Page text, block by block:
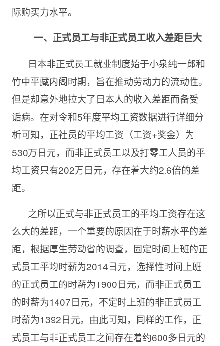
际购买力水平。
一、 正式员工与非正式员工收入差距巨大
日本非正式员工就业制度始于小泉纯一郎和
竹中平藏内阁时期，旨在推动劳动力的流动性。
但是却意外地拉大了日本人的收入差距而备受
诟病。在对令和5年度平均工资数据进行详细分
析可知，正社员的平均工资（工资+奖金）为
530万日元，而非正式员工以及打零工人员的平
均工资只有202万日元，存在着大约2.6倍的差
距。
之所以正式与非正式员工的平均工资存在这
么大的差距，一个重要的原因在于时薪水平的差
距，根据厚生劳动省的调查，固定时间上班的正
式员工平均时薪为2014日元，选择性时间上班
的正式员工的时薪为1900日元，而非正式员工
的时薪为1407日元，不定时上班的非正式员工
时薪为1392日元。由此可知，同样的工作，正
式员工与非正式员工之间存在着约600多日元的